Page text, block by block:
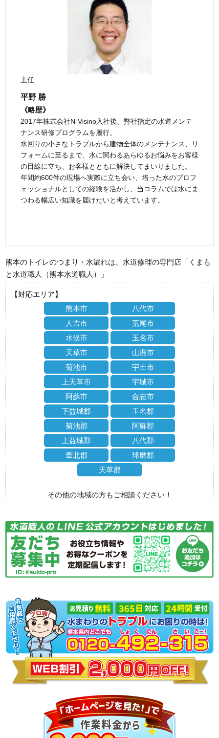
主任
平野 勝
《略歴》
2017年株式会社N-Visino入社後、弊社指定の水道メンテ
ナンス研修プログラムを履行。
水回りの小さなトラブルから建物全体のメンテナンス、リ
フォームに至るまで、水に関わるあらゆるお悩みをお客様
の目線に立ち、お客様とともに解決してまいりました。
年間約600件の現場へ実際に立ち会い、培った水のプロフ
ェッショナルとしての経験を活かし、当コラムでは水にま
つわる幅広い知識を届けたいと考えています。
熊本のトイレのつまり・水漏れは、水道修理の専門店「くまも
と水道職人（熊本水道職人）」
【対応エリア】
熊本市
八代市
人吉市
荒尾市
水俣市
玉名市
天草市
山鹿市
菊池市
宇土市
上天草市
宇城市
阿蘇市
合志市
下益城郡
玉名郡
菊池郡
阿蘇郡
上益城郡
八代郡
葦北郡
球磨郡
天草郡
その他の地域の方もご相談ください！